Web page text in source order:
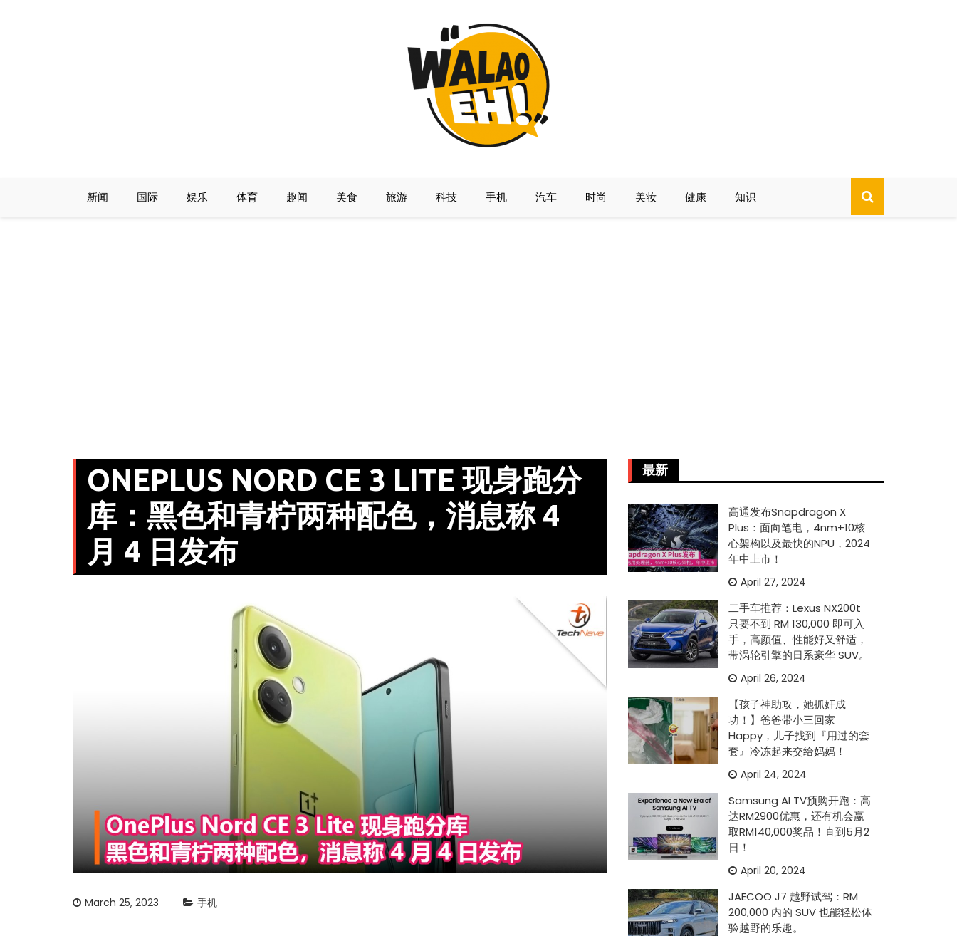
新闻 国际 娱乐 体育 趣闻 美食 旅游 科技 手机 汽车 时尚 美妆 健康 知识
ONEPLUS NORD CE 3 LITE 现身跑分
库：黑色和青柠两种配色，消息称 4
月 4 日发布
March 25, 2023 手机
最新
高通发布Snapdragon X
Plus：面向笔电，4nm+10核
心架构以及最快的NPU，2024
年中上市！
April 27, 2024
二手车推荐：Lexus NX200t
只要不到 RM 130,000 即可入
手，高颜值、性能好又舒适，
带涡轮引擎的日系豪华 SUV。
April 26, 2024
【孩子神助攻，她抓奸成
功！】爸爸带小三回家
Happy，儿子找到『用过的套
套』冷冻起来交给妈妈！
April 24, 2024
Samsung AI TV预购开跑：高
达RM2900优惠，还有机会赢
取RM140,000奖品！直到5月2
日！
April 20, 2024
JAECOO J7 越野试驾：RM
200,000 内的 SUV 也能轻松体
验越野的乐趣。